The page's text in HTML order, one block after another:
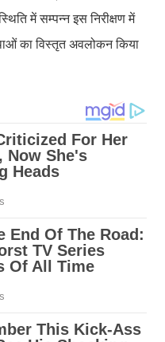
में सम्पन्न इस निरीक्षण में
का विस्तृत अवलोकन किया